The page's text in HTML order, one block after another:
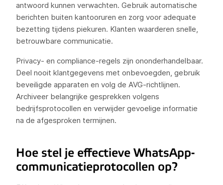
antwoord kunnen verwachten. Gebruik automatische
berichten buiten kantooruren en zorg voor adequate
bezetting tijdens piekuren. Klanten waarderen snelle,
betrouwbare communicatie.
Privacy- en compliance-regels zijn ononderhandelbaar.
Deel nooit klantgegevens met onbevoegden, gebruik
beveiligde apparaten en volg de AVG-richtlijnen.
Archiveer belangrijke gesprekken volgens
bedrijfsprotocollen en verwijder gevoelige informatie
na de afgesproken termijnen.
Hoe stel je effectieve WhatsApp-
communicatieprotocollen op?